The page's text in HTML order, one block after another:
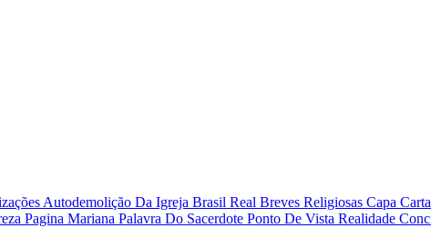
Autodemolição Da Igreja Brasil Real Breves Religiosas Capa
Pagina Mariana Palavra Do Sacerdote Ponto De Vista Realidade